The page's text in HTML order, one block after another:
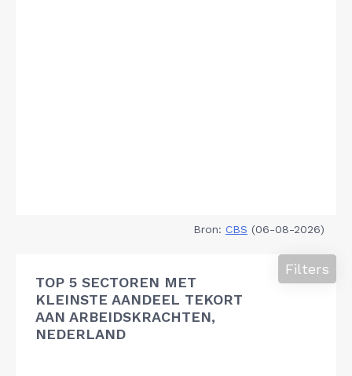
Bron: CBS (06-08-2026)
TOP 5 SECTOREN MET
KLEINSTE AANDEEL TEKORT
AAN ARBEIDSKRACHTEN,
NEDERLAND
Filters